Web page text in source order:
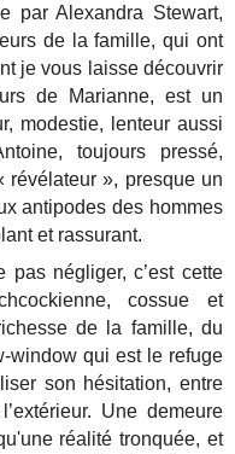
par Alexandra Stewart,
de la famille, qui ont
je vous laisse découvrir
de Marianne, est un
modestie, lenteur aussi
toujours pressé,
révélateur », presque un
antipodes des hommes
et rassurant.
négliger, c’est cette
cossue et
de la famille, du
window qui est le refuge
son hésitation, entre
Une demeure
réalité tronquée, et